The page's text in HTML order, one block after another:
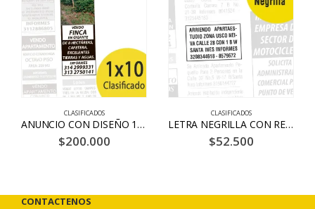
CLASIFICADOS
ANUNCIO CON DISEÑO 1X10 HASTA 25 PALABRAS 10 DÍAS – BLANCO Y NEGRO
$200.000
CLASIFICADOS
LETRA NEGRILLA CON RECUADRO HASTA 12 PALABRAS 6 DÍAS – BLANCO Y NEGRO
$52.500
CONTACTENOS